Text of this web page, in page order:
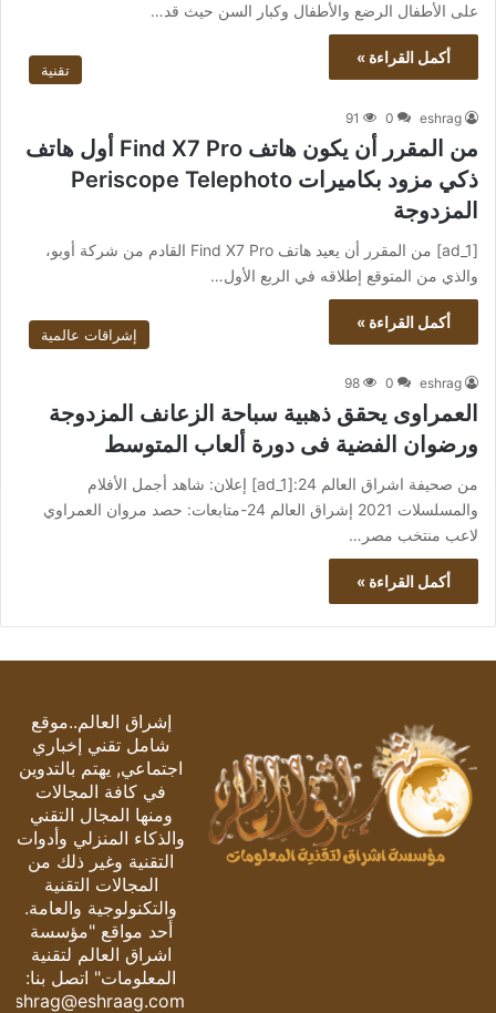
على الأطفال الرضع والأطفال وكبار السن حيث قد…
أكمل القراءة »
تقنية
eshrag
0
91
من المقرر أن يكون هاتف Find X7 Pro أول هاتف
ذكي مزود بكاميرات Periscope Telephoto
المزدوجة
[ad_1] من المقرر أن يعيد هاتف Find X7 Pro القادم من شركة أوبو،
والذي من المتوقع إطلاقه في الربع الأول…
أكمل القراءة »
إشراقات عالمية
eshrag
0
98
العمراوى يحقق ذهبية سباحة الزعانف المزدوجة
ورضوان الفضية فى دورة ألعاب المتوسط
من صحيفة اشراق العالم 24:[ad_1] إعلان: شاهد أجمل الأفلام
والمسلسلات 2021 إشراق العالم 24-متابعات: حصد مروان العمراوي
لاعب منتخب مصر…
أكمل القراءة »
إشراق العالم..موقع
شامل تقني إخباري
اجتماعي, يهتم بالتدوين
في كافة المجالات
ومنها المجال التقني
والذكاء المنزلي وأدوات
التقنية وغير ذلك من
المجالات التقنية
والتكنولوجية والعامة.
أحد مواقع "مؤسسة
اشراق العالم لتقنية
المعلومات" اتصل بنا:
eshrag@eshraag.com